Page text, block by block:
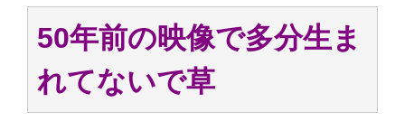
かけまくったうちの息子が団地住みの貧乏に学歴で負けた」
Powered by livedoor 相互RSS
50年前の映像で多分生ま
れてないで草